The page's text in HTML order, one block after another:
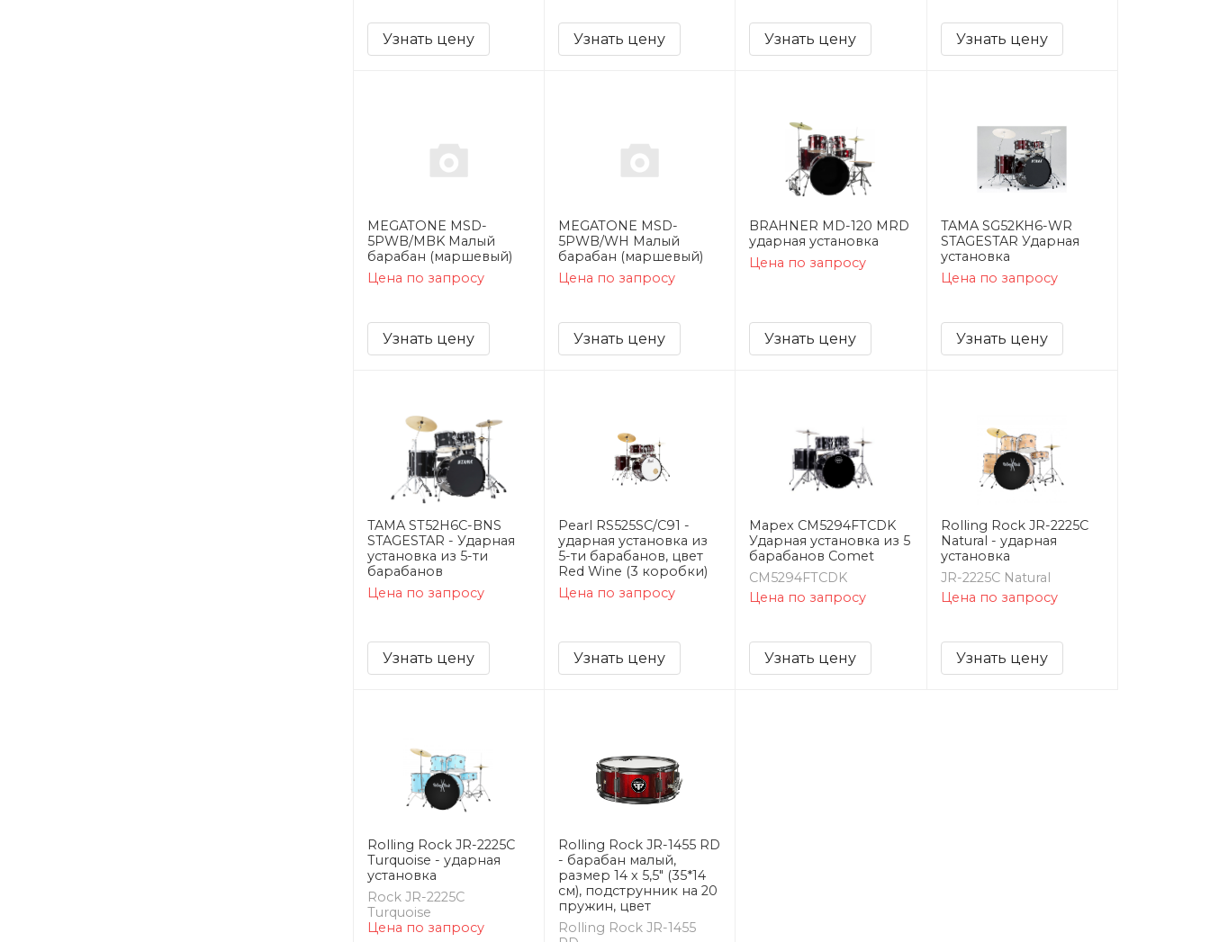
Узнать цену Узнать цену Узнать цену Узнать цену
MEGATONE MSD-
5PWB/MBK Малый
барабан (маршевый)
Цена по запросу
Узнать цену
MEGATONE MSD-
5PWB/WH Малый
барабан (маршевый)
Цена по запросу
Узнать цену
BRAHNER MD-120 MRD
ударная установка
Цена по запросу
Узнать цену
TAMA SG52KH6-WR
STAGESTAR Ударная
установка
Цена по запросу
Узнать цену
TAMA ST52H6C-BNS
STAGESTAR - Ударная
установка из 5-ти
барабанов
Цена по запросу
Узнать цену
Pearl RS525SC/C91 -
ударная установка из
5-ти барабанов, цвет
Red Wine (3 коробки)
Цена по запросу
Узнать цену
Mapex CM5294FTCDK
Ударная установка из 5
барабанов Comet
CM5294FTCDK
Цена по запросу
Узнать цену
Rolling Rock JR-2225C
Natural - ударная
установка
JR-2225C Natural
Цена по запросу
Узнать цену
Rolling Rock JR-2225C
Turquoise - ударная
установка
Rock JR-2225C
Turquoise
Цена по запросу
Rolling Rock JR-1455 RD
- барабан малый,
размер 14 х 5,5" (35*14
см), подструнник на 20
пружин, цвет
Rolling Rock JR-1455